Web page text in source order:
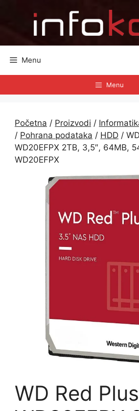
Menu
Menu
Početna / Proizvodi /
/ Pohrana podataka / HDD /
WD20EFPX 2TB, 3,5″, 64MB,
WD20EFPX
WD Red Plus